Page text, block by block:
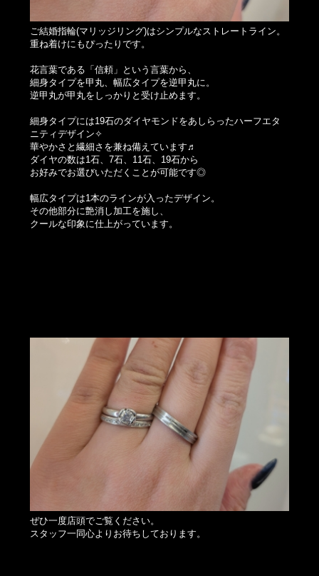
ご結婚指輪(マリッジリング)はシンプルなストレートライン。
重ね着けにもぴったりです。
花言葉である「信頼」という言葉から、
細身タイプを甲丸、幅広タイプを逆甲丸に。
逆甲丸が甲丸をしっかりと受け止めます。
細身タイプには19石のダイヤモンドをあしらったハーフエタ
ニティデザイン✧
華やかさと繊細さを兼ね備えています♬
ダイヤの数は1石、7石、11石、19石から
お好みでお選びいただくことが可能です◎
幅広タイプは1本のラインが入ったデザイン。
その他部分に艶消し加工を施し、
クールな印象に仕上がっています。
ぜひ一度店頭でご覧ください。
スタッフ一同心よりお待ちしております。